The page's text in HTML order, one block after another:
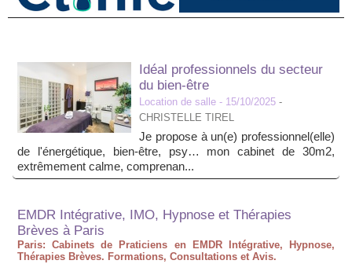
Idéal professionnels du secteur
du bien-être
Location de salle - 15/10/2025 -
CHRISTELLE TIREL
Je propose à un(e) professionnel(elle)
de l'énergétique, bien-être, psy… mon cabinet de 30m2,
extrêmement calme, comprenan...
EMDR Intégrative, IMO, Hypnose et Thérapies
Brèves à Paris
Paris: Cabinets de Praticiens en EMDR Intégrative, Hypnose,
Thérapies Brèves. Formations, Consultations et Avis.